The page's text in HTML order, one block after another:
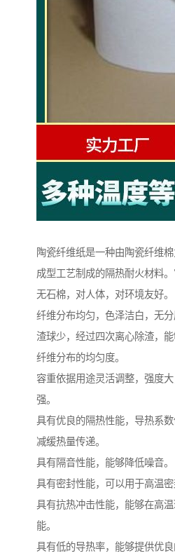
陶瓷纤维纸是一种由陶瓷纤维
成型工艺制成的隔热耐火材料。
无石棉，对人体，对环境友好。
纤维分布均匀，色泽洁白，无分
渣球少，经过四次离心除渣，
纤维分布的均匀度。
容重依据用途灵活调整，强度
强。
具有优良的隔热性能，导热系
减缓热量传递。
具有隔音性能，能够降低噪音。
具有密封性能，可以用于高温密
具有抗热冲击性能，能够在高
能。
具有低的导热率，能够提供优良